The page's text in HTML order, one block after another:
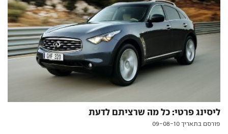
ליסינג פרטי: כל מה שרציתם לדעת
פורסם בתאריך 09-08-10